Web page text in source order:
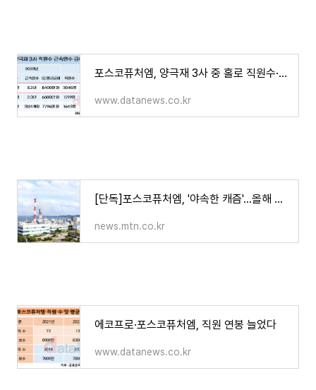
포스코퓨처엠, 양극재 3사 중 홀로 직원수·평균 연봉 올랐다
www.datanews.co.kr
[단독]포스코퓨처엠, '야속한 캐즘'…올해 직원 임금 인상 '찔끔'
news.mtn.co.kr
에코프로·포스코퓨처엠, 직원 연봉 늘었다
www.datanews.co.kr